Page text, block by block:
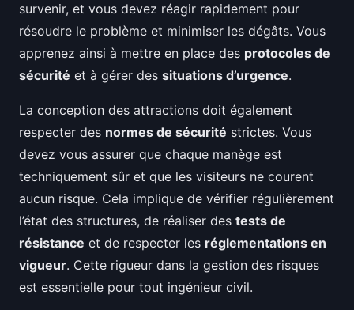
survenir, et vous devez réagir rapidement pour
résoudre le problème et minimiser les dégâts. Vous
apprenez ainsi à mettre en place des protocoles de
sécurité et à gérer des situations d’urgence.
La conception des attractions doit également
respecter des normes de sécurité strictes. Vous
devez vous assurer que chaque manège est
techniquement sûr et que les visiteurs ne courent
aucun risque. Cela implique de vérifier régulièrement
l’état des structures, de réaliser des tests de
résistance et de respecter les réglementations en
vigueur. Cette rigueur dans la gestion des risques
est essentielle pour tout ingénieur civil.